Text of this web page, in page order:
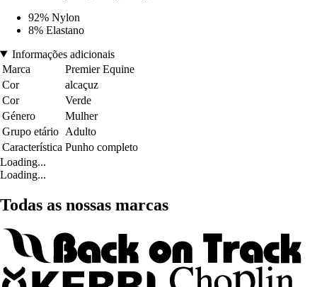
92% Nylon
8% Elastano
Informações adicionais
Marca
Premier Equine
Cor
alcaçuz
Cor
Verde
Género
Mulher
Grupo etário Adulto
Característica Punho completo
Loading...
Loading...
Todas as nossas marcas